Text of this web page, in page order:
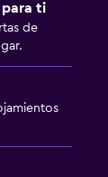
para ti
de